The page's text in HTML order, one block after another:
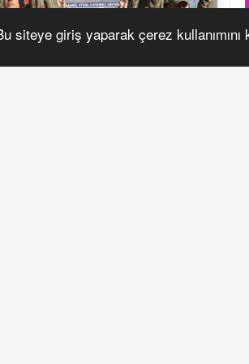
giriş yaparak çerez kullanımını